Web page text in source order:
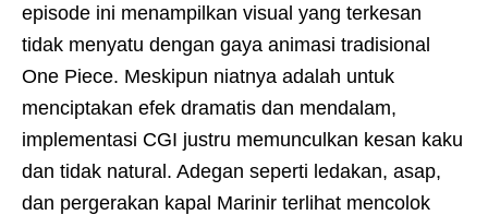
episode ini menampilkan visual yang terkesan
tidak menyatu dengan gaya animasi tradisional
One Piece. Meskipun niatnya adalah untuk
menciptakan efek dramatis dan mendalam,
implementasi CGI justru memunculkan kesan kaku
dan tidak natural. Adegan seperti ledakan, asap,
dan pergerakan kapal Marinir terlihat mencolok